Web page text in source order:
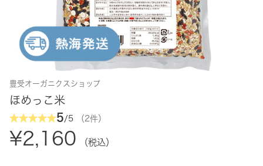
豊受オーガニクスショップ
ほめっこ米
5/5 （2件）
¥2,160 （税込）